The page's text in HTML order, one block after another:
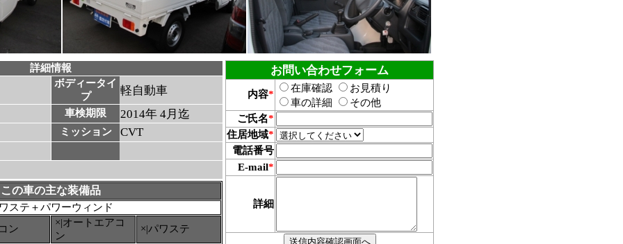
詳細情報
ボディータイ
プ
軽自動車
車検期限 2014年 4月迄
ミッション CVT
この車の主な装備品
ステ＋パワーウィンド
ン
×|オートエアコ
ン
×|パワステ
お問い合わせフォーム
内容*
在庫確認
お見積り
車の詳細
その他
ご氏名*
住居地域*
電話番号
E-mail*
詳細